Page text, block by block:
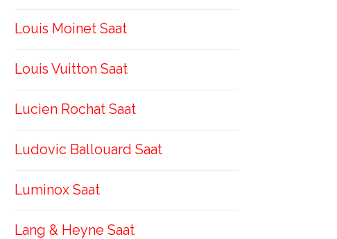
Louis Moinet Saat
Louis Vuitton Saat
Lucien Rochat Saat
Ludovic Ballouard Saat
Luminox Saat
Lang & Heyne Saat